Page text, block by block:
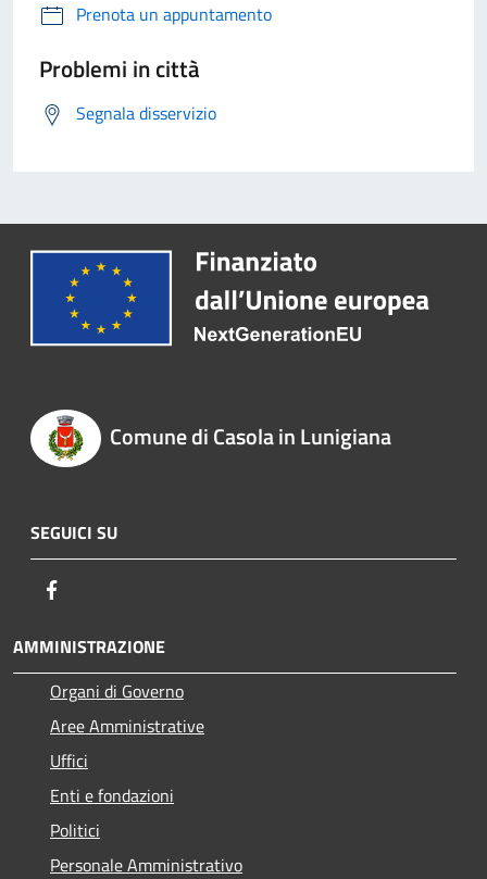
Prenota un appuntamento
Problemi in città
Segnala disservizio
Comune di Casola in Lunigiana
SEGUICI SU
AMMINISTRAZIONE
Organi di Governo
Aree Amministrative
Uffici
Enti e fondazioni
Politici
Personale Amministrativo